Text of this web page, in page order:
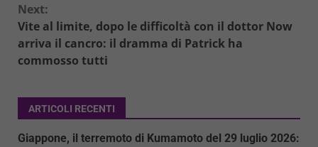
Next:
Vite al limite, dopo le difficoltà con il dottor Now
arriva il cancro: il dramma di Patrick ha
commosso tutti
ARTICOLI RECENTI
Giappone, il terremoto di Kumamoto del 29 luglio 2026: